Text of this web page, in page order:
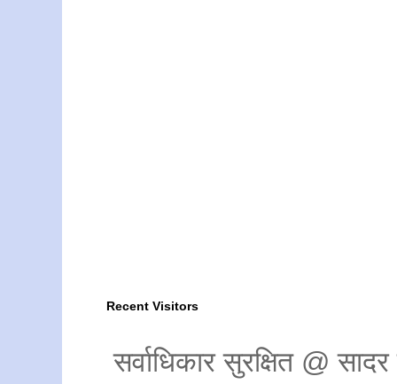
Recent Visitors
सर्वाधिकार सुरक्षित @